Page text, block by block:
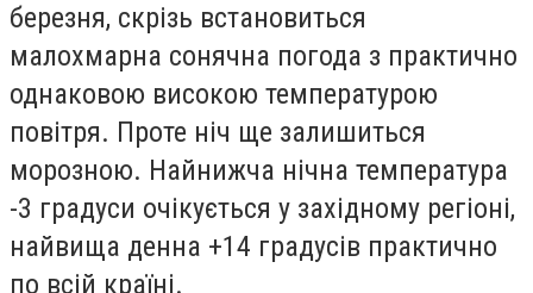
березня, скрізь встановиться
малохмарна сонячна погода з практично
однаковою високою температурою
повітря. Проте ніч ще залишиться
морозною. Найнижча нічна температура
-3 градуси очікується у західному регіоні,
найвища денна +14 градусів практично
по всій країні.